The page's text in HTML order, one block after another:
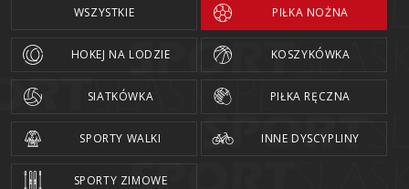
WSZYSTKIE PIŁKA NOŻNA
HOKEJ NA LODZIE KOSZYKÓWKA
SIATKÓWKA PIŁKA RĘCZNA
SPORTY WALKI INNE DYSCYPLINY
SPORTY ZIMOWE